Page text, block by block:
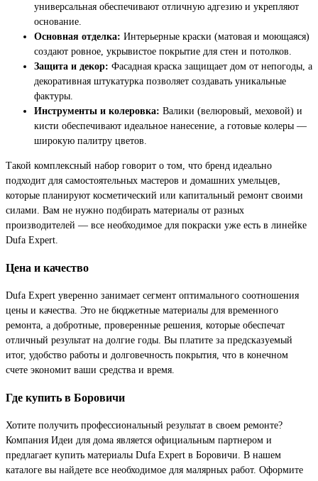
универсальная обеспечивают отличную адгезию и укрепляют
основание.
Основная отделка: Интерьерные краски (матовая и моющаяся)
создают ровное, укрывистое покрытие для стен и потолков.
Защита и декор: Фасадная краска защищает дом от непогоды, а
декоративная штукатурка позволяет создавать уникальные
фактуры.
Инструменты и колеровка: Валики (велюровый, меховой) и
кисти обеспечивают идеальное нанесение, а готовые колеры —
широкую палитру цветов.
Такой комплексный набор говорит о том, что бренд идеально
подходит для самостоятельных мастеров и домашних умельцев,
которые планируют косметический или капитальный ремонт своими
силами. Вам не нужно подбирать материалы от разных
производителей — все необходимое для покраски уже есть в линейке
Dufa Expert.
Цена и качество
Dufa Expert уверенно занимает сегмент оптимального соотношения
цены и качества. Это не бюджетные материалы для временного
ремонта, а добротные, проверенные решения, которые обеспечат
отличный результат на долгие годы. Вы платите за предсказуемый
итог, удобство работы и долговечность покрытия, что в конечном
счете экономит ваши средства и время.
Где купить в Боровичи
Хотите получить профессиональный результат в своем ремонте?
Компания Идеи для дома является официальным партнером и
предлагает купить материалы Dufa Expert в Боровичи. В нашем
каталоге вы найдете все необходимое для малярных работ. Оформите